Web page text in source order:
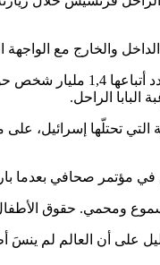
والخارج مع الواجهة
لكن بدلا من أن تقل رأس
الراحل.
تحتلّها إسرائيل،
مؤتمر صحافي بعدما بارك
ومحمي. حقوق الأطفال
على أن العالم لم ينسَ